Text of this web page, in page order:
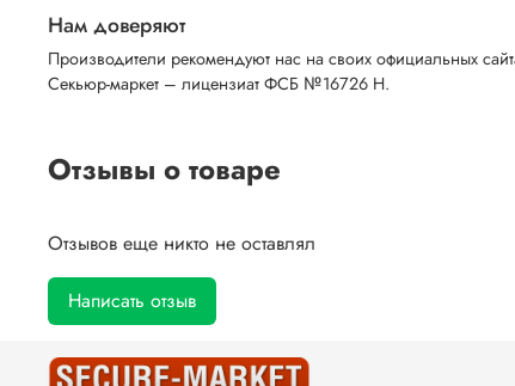
Нам доверяют
Производители рекомендуют нас на своих официальных
Секьюр-маркет – лицензиат ФСБ №16726 Н.
Отзывы о товаре
Отзывов еще никто не оставлял
Написать отзыв